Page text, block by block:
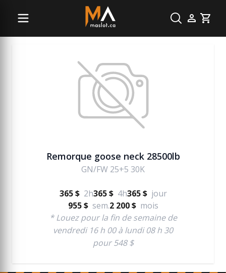
Cart
Remorque
Remorque goose neck 28500lb
GN/FW 25+5 30K
365 $ 2h365 $ 4h365 $ jour
955 $ sem.2 200 $ mois
* Louez pour la fin de semaine de
vendredi 16 h 00 à lundi 08 h 30
pour 548 $